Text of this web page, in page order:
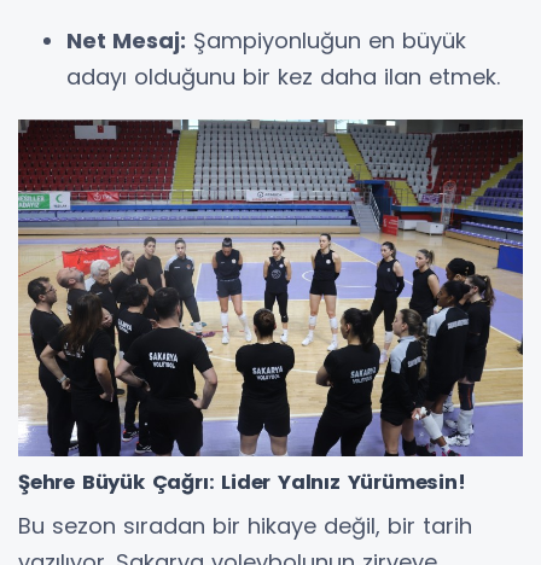
Net Mesaj: Şampiyonluğun en büyük
adayı olduğunu bir kez daha ilan etmek.
Şehre Büyük Çağrı: Lider Yalnız Yürümesin!
Bu sezon sıradan bir hikaye değil, bir tarih